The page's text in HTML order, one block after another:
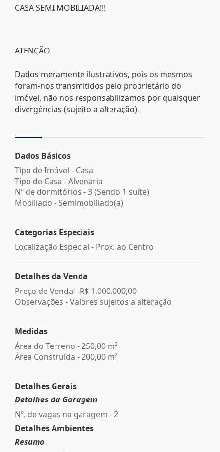
CASA SEMI MOBILIADA!!!
ATENÇÃO
Dados meramente ilustrativos, pois os mesmos
foram-nos transmitidos pelo proprietário do
imóvel, não nos responsabilizamos por quaisquer
divergências (sujeito a alteração).
Dados Básicos
Tipo de Imóvel - Casa
Tipo de Casa - Alvenaria
Nº de dormitórios - 3 (Sendo 1 suíte)
Mobiliado - Semimobiliado(a)
Categorias Especiais
Localização Especial - Prox. ao Centro
Detalhes da Venda
Preço de Venda - R$ 1.000.000,00
Observações - Valores sujeitos a alteração
Medidas
Área do Terreno - 250,00 m²
Área Construída - 200,00 m²
Detalhes Gerais
Detalhes da Garagem
Nº. de vagas na garagem - 2
Detalhes Ambientes
Resumo